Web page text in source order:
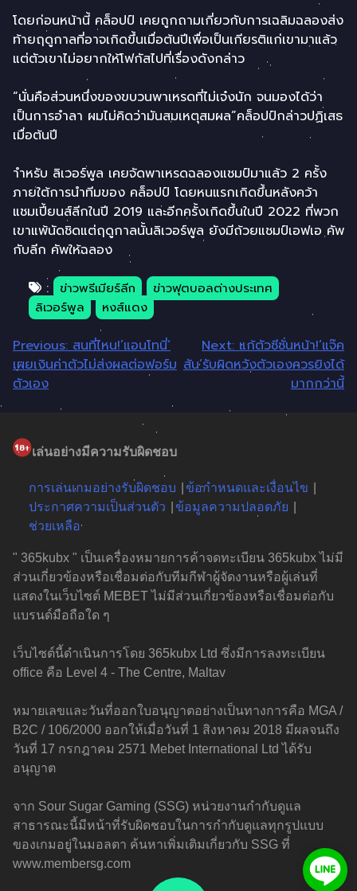
โดยก่อนหน้านี้ คล็อปป์ เคยถูกถามเกี่ยวกับการเฉลิมฉลองส่ง
ท้ายฤดูกาลที่อาจเกิดขึ้นเมื่อต้นปีเพื่อเป็นเกียรติแก่เขามาแล้ว
แต่ตัวเขาไม่อยากให้โฟกัสไปที่เรื่องดังกล่าว
“นั่นคือส่วนหนึ่งของขบวนพาเหรดที่ไม่เจ๋งนัก จนมองได้ว่า
เป็นการอำลา ผมไม่คิดว่ามันสมเหตุสมผล”คล็อปป์กล่าวปฏิเสธ
เมื่อต้นปี
าำหรับ ลิเวอร์พูล เคยจัดพาเหรดฉลองแชมป์มาแล้ว 2 ครั้ง
ภายใต้การนำทีมของ คล็อปป์ โดยหนแรกเกิดขึ้นหลังคว้า
แชมเปี้ยนส์ลีกในปี 2019 และอีกครั้งเกิดขึ้นในปี 2022 ที่พวก
เขาแพ้นัดชิดแต่ฤดูกาลนั้นลิเวอร์พูล ยังมีถ้วยแชมป์เอฟเอ คัพ
กับลีก คัพให้ฉลอง
:
ข่าวพรีเมียร์ลีก
ข่าวฟุตบอลต่างประเทศ
ลิเวอร์พูล
หงส์แดง
แนะแนว
เรื่อง
Previous: สนที่ไหน!’แอนโทนี่’
เผยเงินค่าตัวไม่ส่งผลต่อฟอร์ม
ตัวเอง
Next: แก้ตัวซีซั่นหน้า!’แจ๊ค
สัน’รับผิดหวังตัวเองควรยิงได้
มากกว่านี้
เล่นอย่างมีความรับผิดชอบ
การเล่นเกมอย่างรับผิดชอบ
ข้อกำหนดและเงื่อนไข
ประกาศความเป็นส่วนตัว
ข้อมูลความปลอดภัย
ช่วยเหลือ
" 365kubx " เป็นเครื่องหมายการค้าจดทะเบียน 365kubx ไม่มี
ส่วนเกี่ยวข้องหรือเชื่อมต่อกับทีมกีฬาผู้จัดงานหรือผู้เล่นที่
แสดงในเว็บไซต์ MEBET ไม่มีส่วนเกี่ยวข้องหรือเชื่อมต่อกับ
แบรนด์มือถือใด ๆ
เว็บไซต์นี้ดำเนินการโดย 365kubx Ltd ซึ่งมีการลงทะเบียน
office คือ Level 4 - The Centre, Maltav
หมายเลขและวันที่ออกใบอนุญาตอย่างเป็นทางการคือ MGA /
B2C / 106/2000 ออกให้เมื่อวันที่ 1 สิงหาคม 2018 มีผลจนถึง
วันที่ 17 กรกฎาคม 2571 Mebet International Ltd ได้รับ
อนุญาต
จาก Sour Sugar Gaming (SSG) หน่วยงานกำกับดูแล
สาธารณะนี้มีหน้าที่รับผิดชอบในการกำกับดูแลทุกรูปแบบ
ของเกมอยู่ในมอลตา ค้นหาเพิ่มเติมเกี่ยวกับ SSG ที่
www.membersg.com